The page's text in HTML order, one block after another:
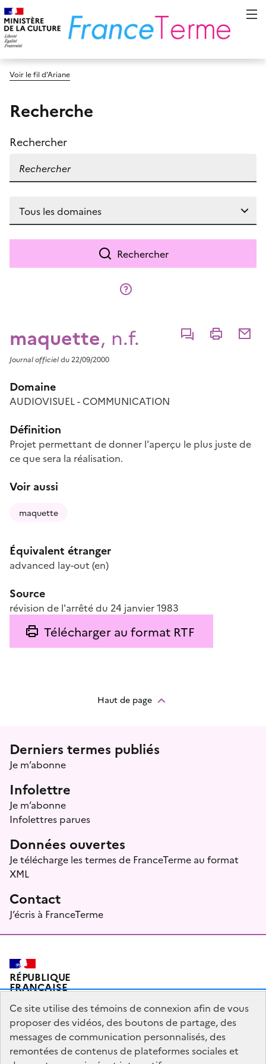
Voir le fil d’Ariane
Recherche
Rechercher
Rechercher
maquette, n.f. CommenterImprimer
Journal officieldu 22/09/2000
Domaine
AUDIOVISUEL - COMMUNICATION
Définition
Projet permettant de donner l'aperçu le plus juste de
ce que sera la réalisation.
Voir aussi
maquette
Équivalent étranger
advanced lay-out (en)
Source
révision de l'arrêté du 24 janvier 1983
Télécharger au format RTF
Haut de page
Menu prefooter
Derniers termes publiés
Je m’abonne
Infolettre
Je m’abonne
Infolettres parues
Données ouvertes
Je télécharge les termes de FranceTerme au format
XML
Contact
J’écris à FranceTerme
RÉPUBLIQUE
FRANÇAISE
Plan du site Mentions légales Qui sommes-nous ?
Ce site utilise des témoins de connexion afin de vous
proposer des vidéos, des boutons de partage, des
messages de communication personnalisés, des
remontées de contenus de plateformes sociales et